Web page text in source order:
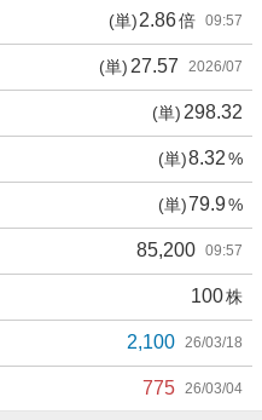
(単)2.86倍 09:57
(単) 27.57 2026/07
(単) 298.32
(単)8.32%
(単)79.9%
85,200 09:57
100株
2,100 26/03/18
775 26/03/04